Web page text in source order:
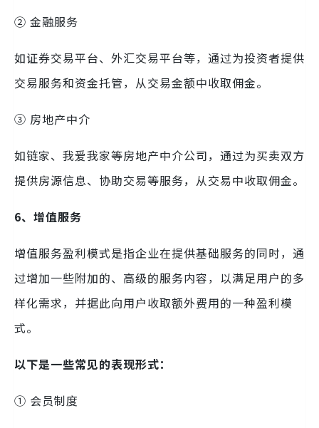
② 金融服务
如证券交易平台、外汇交易平台等，通过为投资者提供
交易服务和资金托管，从交易金额中收取佣金。
③ 房地产中介
如链家、我爱我家等房地产中介公司，通过为买卖双方
提供房源信息、协助交易等服务，从交易中收取佣金。
6、增值服务
增值服务盈利模式是指企业在提供基础服务的同时，通
过增加一些附加的、高级的服务内容，以满足用户的多
样化需求，并据此向用户收取额外费用的一种盈利模
式。
以下是一些常见的表现形式：
① 会员制度